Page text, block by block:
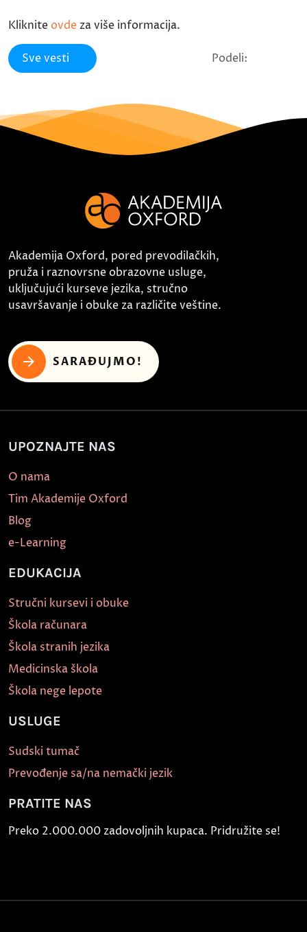
Kliknite ovde za više informacija.
Sve vesti Podeli:
Akademija Oxford, pored prevodilačkih,
pruža i raznovrsne obrazovne usluge,
uključujući kurseve jezika, stručno
usavršavanje i obuke za različite veštine.
SARAĐUJMO!
UPOZNAJTE NAS
O nama
Tim Akademije Oxford
Blog
e-Learning
EDUKACIJA
Stručni kursevi i obuke
Škola računara
Škola stranih jezika
Medicinska škola
Škola nege lepote
USLUGE
Sudski tumač
Prevođenje sa/na nemački jezik
PRATITE NAS
Preko 2.000.000 zadovoljnih kupaca. Pridružite se!